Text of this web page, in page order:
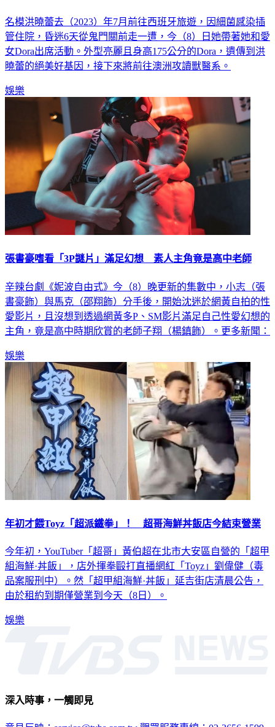
名模洪曉蕾去（2023）年7月前往西班牙旅遊，因細菌感染插
管住院，昏迷6天從鬼門關前走一遭，今（8）日她帶著她和愛
女Dora出席活動。外型亮麗且身高175公分的Dora，遺傳到洪
曉蕾的絕美好基因，接下來將前往澳洲攻讀獸醫系。
娛樂
張書豪嗜看「3P謎片」滿足幻想 素人主角竟是高中老師
辛辣台劇《妮波自由式》今（8）晚更新的集數中，小志（張
書豪飾）與馬克（邵翔飾）分手後，開始沈迷於網黃自拍的性
愛影片，且沒想到透過網黃多P、SM影片滿足自己性愛幻想的
主角，竟是高中時期欣賞的老師子翔（楊鎮飾）。更多新聞：
娛樂
年初才餵Toyz「超派鐵拳」！ 超哥海鮮丼飯店今結束營業
今年初，YouTuber「超哥」黃伯超在北市大安區自營的「超甲
組海鮮·丼飯」，店外揮拳毆打直播網紅「Toyz」劉偉健（毒
品案服刑中）。然「超甲組海鮮·丼飯」延吉街店清晨公告，
由於租約到期僅營業到今天（8日）。
娛樂
深入時事，一觸即見